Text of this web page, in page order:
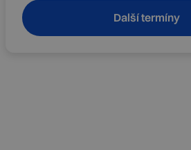
Další termíny